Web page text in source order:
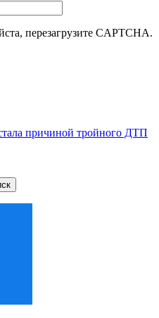
перезагрузите CAPTCHA.
причиной тройного ДТП